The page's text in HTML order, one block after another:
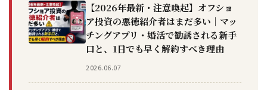
【2026年最新・注意喚起】オフショ
ア投資の悪徳紹介者はまだ多い｜マッ
チングアプリ・婚活で勧誘される新手
口と、1日でも早く解約すべき理由
2026.06.07